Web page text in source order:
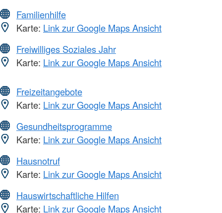
Familienhilfe
Karte: Link zur Google Maps Ansicht
Freiwilliges Soziales Jahr
Karte: Link zur Google Maps Ansicht
Freizeitangebote
Karte: Link zur Google Maps Ansicht
Gesundheitsprogramme
Karte: Link zur Google Maps Ansicht
Hausnotruf
Karte: Link zur Google Maps Ansicht
Hauswirtschaftliche Hilfen
Karte: Link zur Google Maps Ansicht